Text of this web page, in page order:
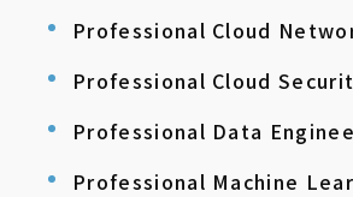
Professional Cloud
Professional Cloud
Professional Data
Professional Machine